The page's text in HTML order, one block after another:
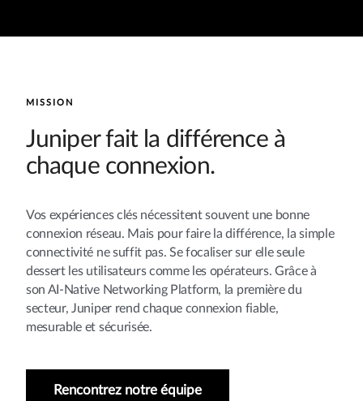
MISSION
Juniper fait la différence à
chaque connexion.
Vos expériences clés nécessitent souvent une bonne
connexion réseau. Mais pour faire la différence, la simple
connectivité ne suffit pas. Se focaliser sur elle seule
dessert les utilisateurs comme les opérateurs. Grâce à
son AI-Native Networking Platform, la première du
secteur, Juniper rend chaque connexion fiable,
mesurable et sécurisée.
Rencontrez notre équipe